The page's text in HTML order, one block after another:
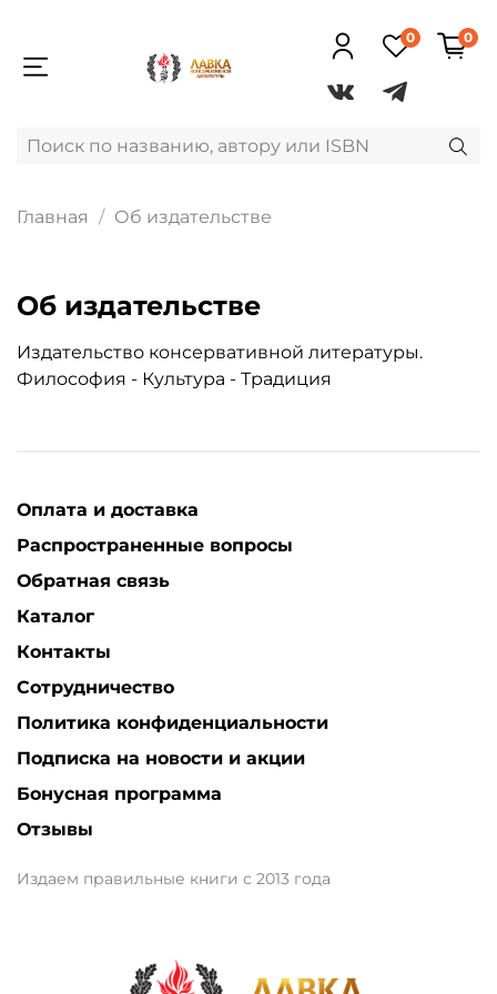
0 0
Главная Об издательстве
Об издательстве
Издательство консервативной литературы.
Философия - Культура - Традиция
Оплата и доставка
Распространенные вопросы
Обратная связь
Каталог
Контакты
Сотрудничество
Политика конфиденциальности
Подписка на новости и акции
Бонусная программа
Отзывы
Издаем правильные книги с 2013 года